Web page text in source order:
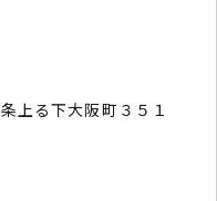
上る下大阪町３５１